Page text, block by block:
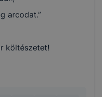
arcodat.”
költészetet!